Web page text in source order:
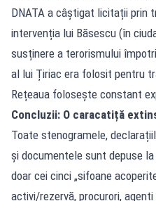
DNATA a câștigat licitații prin
intervenția lui Băsescu (în
susținere a terorismului
al lui Țiriac era folosit pentru
Rețeaua folosește constant
Concluzii: O caracatiță
Toate stenogramele,
și documentele sunt depuse
doar cei cinci „sifoane
activi/rezervă, procurori,